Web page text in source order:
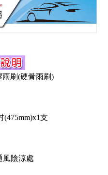
刷(硬骨雨刷)
(475mm)x1支
風陰涼處